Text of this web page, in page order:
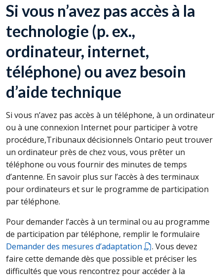
Si vous n’avez pas accès à la
technologie (p. ex.,
ordinateur, internet,
téléphone) ou avez besoin
d’aide technique
Si vous n’avez pas accès à un téléphone, à un ordinateur
ou à une connexion Internet pour participer à votre
procédure,Tribunaux décisionnels Ontario peut trouver
un ordinateur près de chez vous, vous prêter un
téléphone ou vous fournir des minutes de temps
d’antenne. En savoir plus sur l’accès à des terminaux
pour ordinateurs et sur le programme de participation
par téléphone.
Pour demander l’accès à un terminal ou au programme
de participation par téléphone, remplir le formulaire
Demander des mesures d’adaptation
. Vous devez
faire cette demande dès que possible et préciser les
difficultés que vous rencontrez pour accéder à la